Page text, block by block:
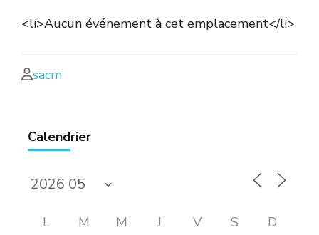
<li>Aucun événement à cet emplacement</li>
sacm
Calendrier
L M M J V S D